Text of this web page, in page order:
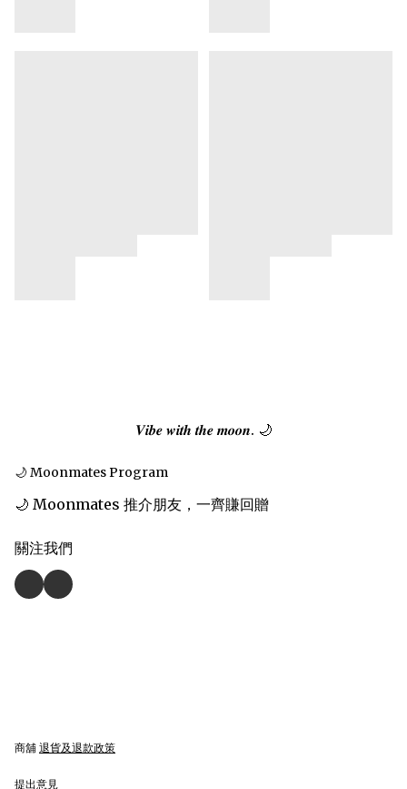
𝑽𝒊𝒃𝒆 𝒘𝒊𝒕𝒉 𝒕𝒉𝒆 𝒎𝒐𝒐𝒏. 🌙
🌙 Moonmates Program
🌙 Moonmates 推介朋友，一齊賺回贈
關注我們
商舖 退貨及退款政策
提出意見